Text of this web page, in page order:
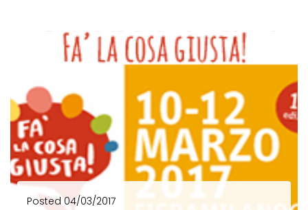
SCOPRI DI PIÙ
Posted 04/03/2017